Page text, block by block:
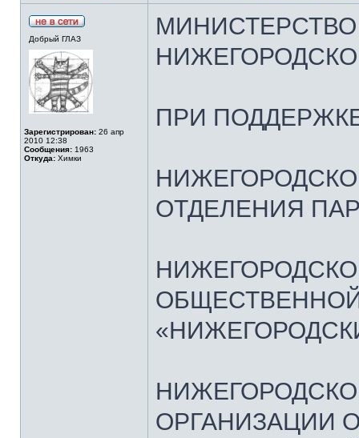
Добрый ГЛАЗ
Зарегистрирован: 26 апр
2010 12:38
Сообщения: 1963
Откуда: Химки
ПРИ
ОТДЕЛЕНИЯ
ОРГАНИЗАЦИИ